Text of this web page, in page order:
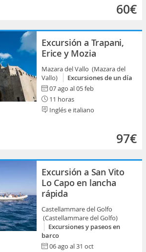
60€
Excursión a Trapani,
Erice y Mozia
Mazara del Vallo (Mazara del
Vallo)
Excursiones de un día
07 ago al 05 feb
11 horas
Inglés e italiano
97€
Excursión a San Vito
Lo Capo en lancha
rápida
Castellammare del Golfo
(Castellammare del Golfo)
Excursiones y paseos en
barco
06 ago al 31 oct